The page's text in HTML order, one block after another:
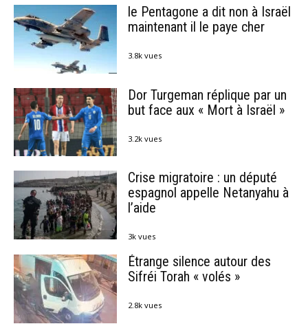
le Pentagone a dit non à Israël
maintenant il le paye cher
3.8k vues
Dor Turgeman réplique par un
but face aux « Mort à Israël »
3.2k vues
Crise migratoire : un député
espagnol appelle Netanyahu à
l’aide
3k vues
Étrange silence autour des
Sifréi Torah « volés »
2.8k vues